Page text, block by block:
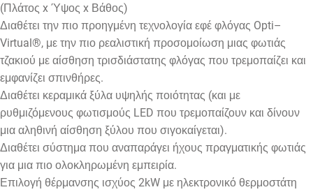
(Πλάτος x Ύψος x Βάθος)
Διαθέτει την πιο προηγμένη τεχνολογία εφέ φλόγας Opti–
Virtual®, με την πιο ρεαλιστική προσομοίωση μιας φωτιάς
τζακιού με αίσθηση τρισδιάστατης φλόγας που τρεμοπαίζει και
εμφανίζει σπινθήρες.
Διαθέτει κεραμικά ξύλα υψηλής ποιότητας (και με
ρυθμιζόμενους φωτισμούς LED που τρεμοπαίζουν και δίνουν
μια αληθινή αίσθηση ξύλου που σιγοκαίγεται).
Διαθέτει σύστημα που αναπαράγει ήχους πραγματικής φωτιάς
για μια πιο ολοκληρωμένη εμπειρία.
Επιλογή θέρμανσης ισχύος 2kW με ηλεκτρονικό θερμοστάτη